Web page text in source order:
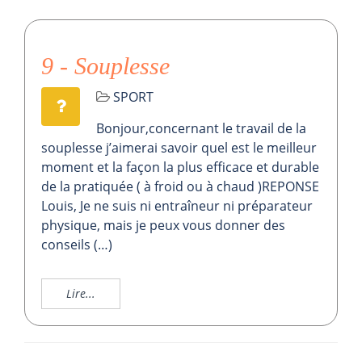
9 - Souplesse
SPORT
Bonjour,concernant le travail de la
souplesse j’aimerai savoir quel est le meilleur
moment et la façon la plus efficace et durable
de la pratiquée ( à froid ou à chaud )REPONSE
Louis, Je ne suis ni entraîneur ni préparateur
physique, mais je peux vous donner des
conseils (…)
Lire...